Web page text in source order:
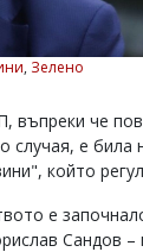
, Зелено
въпреки че
е била
който
е
Сандов